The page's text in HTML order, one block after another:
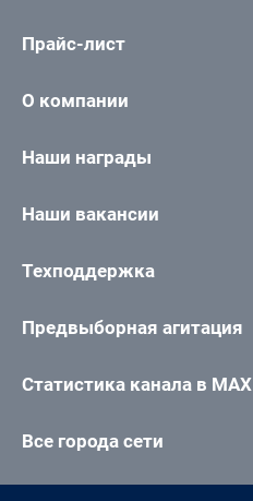
Прайс-лист
О компании
Наши награды
Наши вакансии
Техподдержка
Предвыборная агитация
Статистика канала в MAX
Все города сети